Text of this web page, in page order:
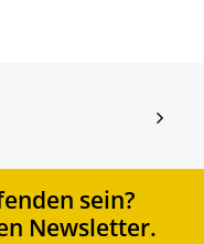
sein?
Newsletter.